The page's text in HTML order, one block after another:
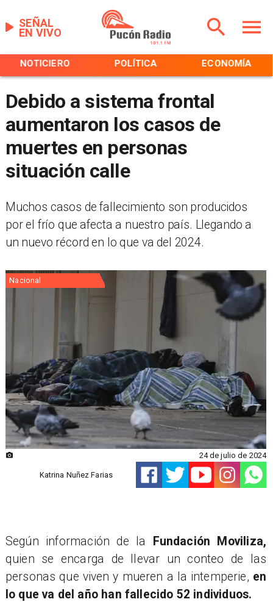
EN VIVO
SEÑAL
NOTICIERO POLÍTICA ECONOMÍA
Debido a sistema frontal
aumentaron los casos de
muertes en personas
situación calle
Muchos casos de fallecimiento son producidos
por el frío que afecta a nuestro país. Llegando a
un nuevo récord en lo que va del 2024.
Nacional
Katrina Nuñez Farias
24 de julio de 2024
Según información de la
Fundación Moviliza,
quien se encarga de llevar un conteo de las
personas que viven y mueren a la intemperie, en
lo que va del año han fallecido 52 individuos.